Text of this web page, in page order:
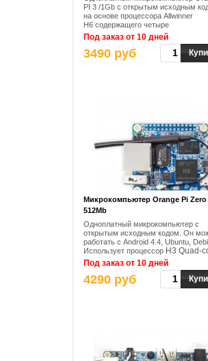
PI 3 /1Gb с открытым исходным
на основе процессора Allwinner
H6 содержащего четыре
вычислительных ядра ARM
с тактовой частотой до 1,8 ГГц и
графический ускоритель ARM
MP2. Устройство содержит 1 ГБ
Под заказ от 10 дней
3490 руб
Микрокомпьютер Orange Pi Zero
512Mb
Одноплатный микрокомпьютер с
открытым исходным кодом. Он
работать с Android 4.4, Ubuntu,
Использует процессор H3 Quad-
Cortex-A7 H.265/HEVC 1080P.
имеет 512 Мб DDR3 SDRAM
Под заказ от 10 дней
4290 руб